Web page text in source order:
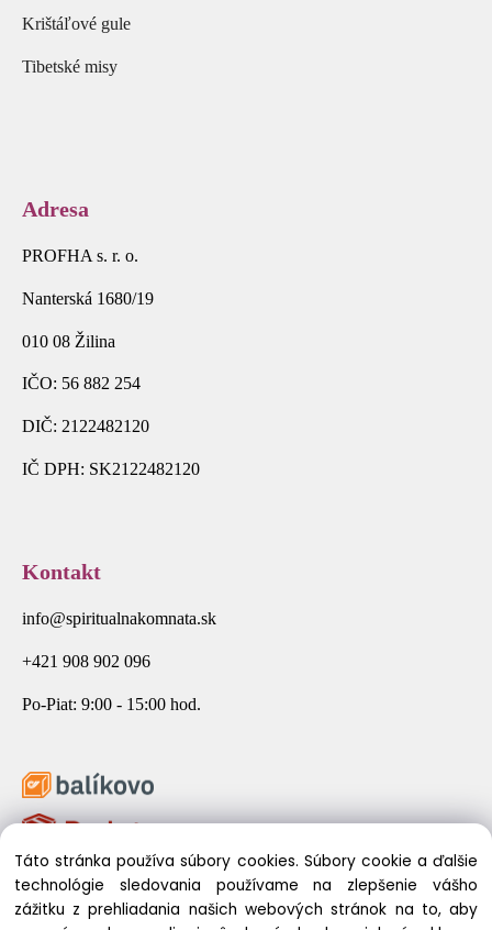
Krištáľové gule
Tibetské misy
Adresa
PROFHA s. r. o.
Nanterská 1680/19
010 08 Žilina
IČO: 56 882 254
DIČ: 2122482120
IČ DPH: SK2122482120
Kontakt
info@spiritualnakomnata.sk
+421 908 902 096
Po-Piat: 9:00 - 15:00 hod.
Táto stránka používa súbory cookies. Súbory cookie a ďalšie
technológie sledovania používame na zlepšenie vášho
zážitku z prehliadania našich webových stránok na to, aby